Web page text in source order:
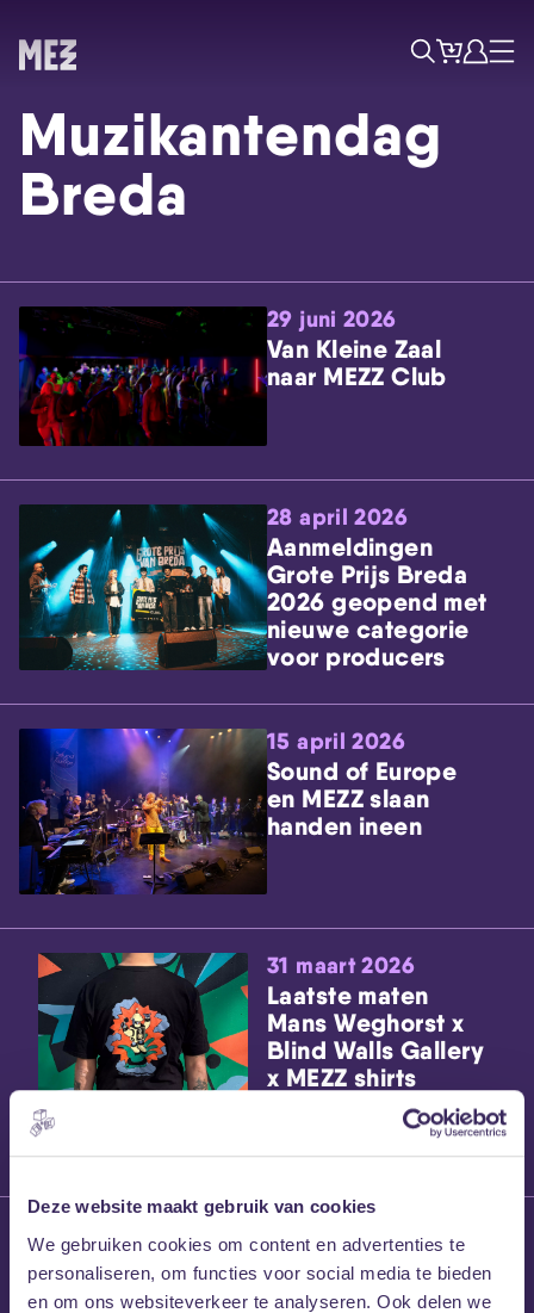
Deze website maakt gebruik van cookies
We gebruiken cookies om content en advertenties te
personaliseren, om functies voor social media te bieden
en om ons websiteverkeer te analyseren. Ook delen we
Skip navigatie
ZoekTicketsAccount
Menu
Muzikantendag
Breda
29 juni 2026
Van Kleine Zaal
naar MEZZ Club
28 april 2026
Aanmeldingen
Grote Prijs Breda
2026 geopend met
nieuwe categorie
voor producers
15 april 2026
Sound of Europe
en MEZZ slaan
handen ineen
31 maart 2026
Laatste maten
Mans Weghorst x
Blind Walls Gallery
x MEZZ shirts
27 maart 2026
Willem’s Blog:
Frans Kalf